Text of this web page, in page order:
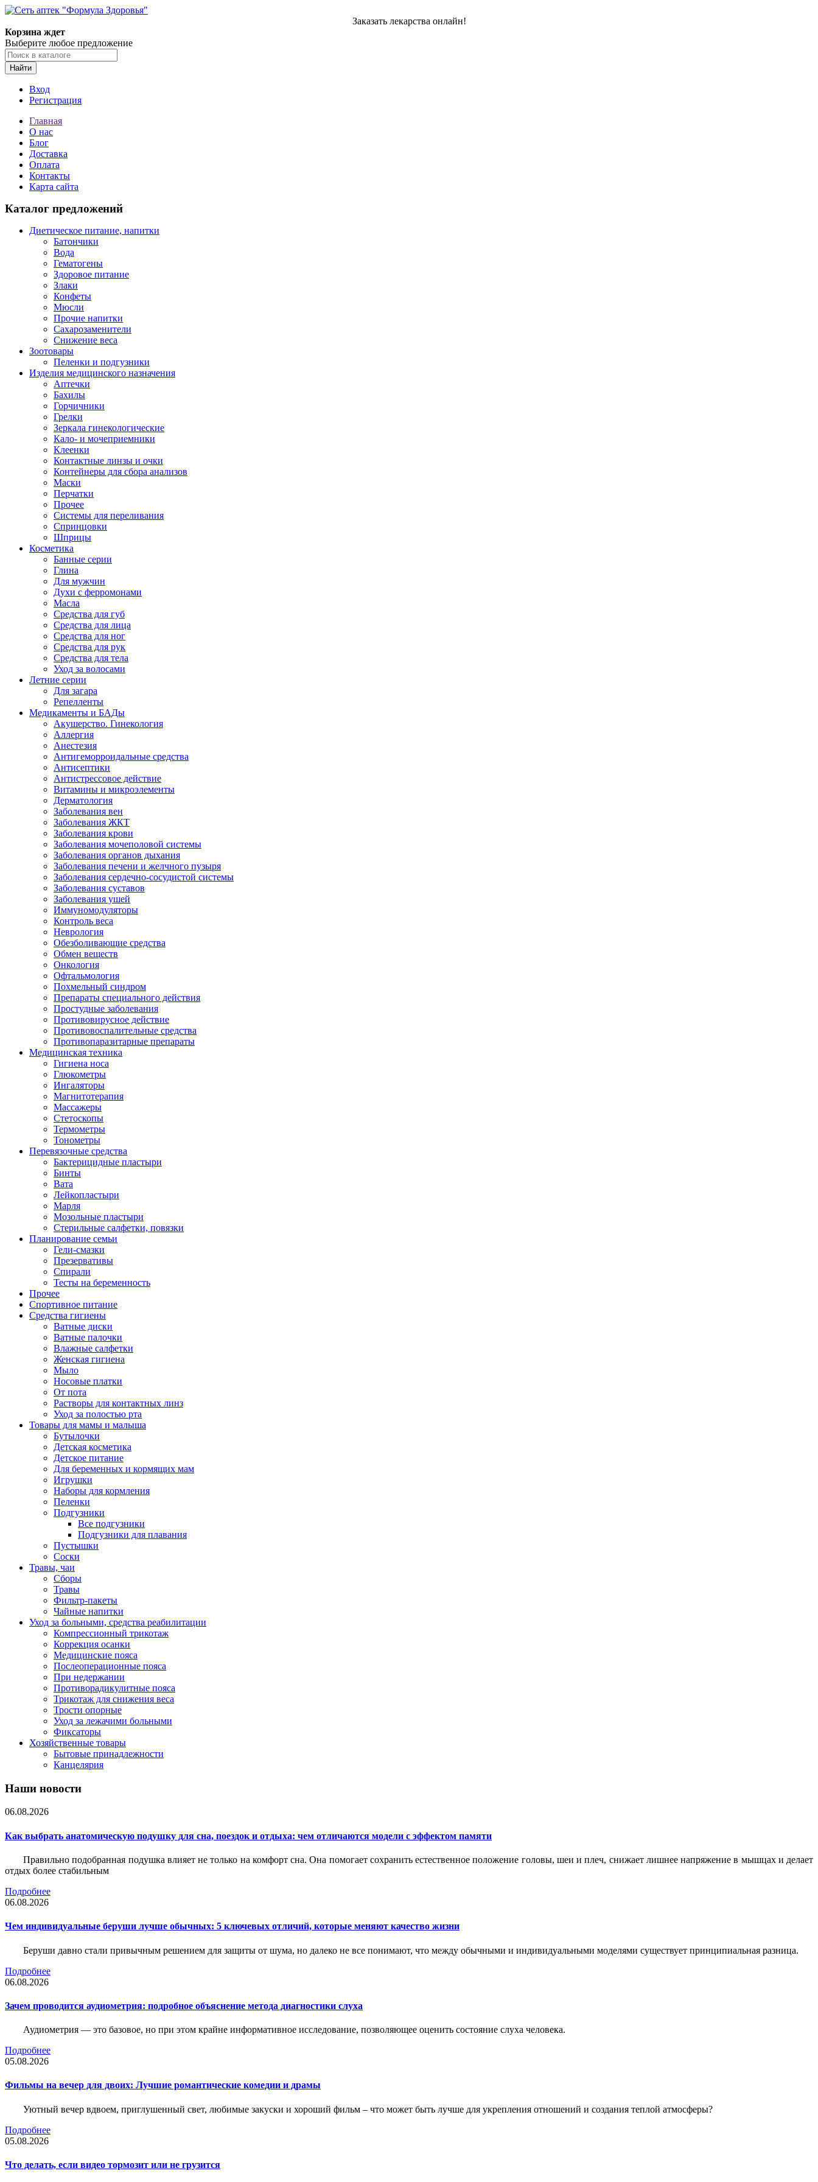
Заказать лекарства онлайн!
Корзина ждет
Выберите любое предложение
Найти
Вход
Регистрация
Главная
О нас
Блог
Доставка
Оплата
Контакты
Карта сайта
Каталог предложений
Диетическое питание, напитки
Батончики
Вода
Гематогены
Здоровое питание
Злаки
Конфеты
Мюсли
Прочие напитки
Сахарозаменители
Снижение веса
Зоотовары
Пеленки и подгузники
Изделия медицинского назначения
Аптечки
Бахилы
Горчичники
Грелки
Зеркала гинекологические
Кало- и мочеприемники
Клеенки
Контактные линзы и очки
Контейнеры для сбора анализов
Маски
Перчатки
Прочее
Системы для переливания
Спринцовки
Шприцы
Косметика
Банные серии
Глина
Для мужчин
Духи с ферромонами
Масла
Средства для губ
Средства для лица
Средства для ног
Средства для рук
Средства для тела
Уход за волосами
Летние серии
Для загара
Репелленты
Медикаменты и БАДы
Акушерство. Гинекология
Аллергия
Анестезия
Антигеморроидальные средства
Антисептики
Антистрессовое действие
Витамины и микроэлементы
Дерматология
Заболевания вен
Заболевания ЖКТ
Заболевания крови
Заболевания мочеполовой системы
Заболевания органов дыхания
Заболевания печени и желчного пузыря
Заболевания сердечно-сосудистой системы
Заболевания суставов
Заболевания ушей
Иммуномодуляторы
Контроль веса
Неврология
Обезболивающие средства
Обмен веществ
Онкология
Офтальмология
Похмельный синдром
Препараты специального действия
Простудные заболевания
Противовирусное действие
Противовоспалительные средства
Противопаразитарные препараты
Медицинская техника
Гигиена носа
Глюкометры
Ингаляторы
Магнитотерапия
Массажеры
Стетоскопы
Термометры
Тонометры
Перевязочные средства
Бактерицидные пластыри
Бинты
Вата
Лейкопластыри
Марля
Мозольные пластыри
Стерильные салфетки, повязки
Планирование семьи
Гели-смазки
Презервативы
Спирали
Тесты на беременность
Прочее
Спортивное питание
Средства гигиены
Ватные диски
Ватные палочки
Влажные салфетки
Женская гигиена
Мыло
Носовые платки
От пота
Растворы для контактных линз
Уход за полостью рта
Товары для мамы и малыша
Бутылочки
Детская косметика
Детское питание
Для беременных и кормящих мам
Игрушки
Наборы для кормления
Пеленки
Подгузники
Все подгузники
Подгузники для плавания
Пустышки
Соски
Травы, чаи
Сборы
Травы
Фильтр-пакеты
Чайные напитки
Уход за больными, средства реабилитации
Компрессионный трикотаж
Коррекция осанки
Медицинские пояса
Послеоперационные пояса
При недержании
Противорадикулитные пояса
Трикотаж для снижения веса
Трости опорные
Уход за лежачими больными
Фиксаторы
Хозяйственные товары
Бытовые принадлежности
Канцелярия
Наши новости
06.08.2026
Как выбрать анатомическую подушку для сна, поездок и отдыха: чем отличаются модели с эффектом памяти
Правильно подобранная подушка влияет не только на комфорт сна. Она помогает сохранить естественное положение головы, шеи и плеч, снижает лишнее напряжение в мышцах и делает
отдых более стабильным
Подробнее
06.08.2026
Чем индивидуальные беруши лучше обычных: 5 ключевых отличий, которые меняют качество жизни
Беруши давно стали привычным решением для защиты от шума, но далеко не все понимают, что между обычными и индивидуальными моделями существует принципиальная разница.
Подробнее
06.08.2026
Зачем проводится аудиометрия: подробное объяснение метода диагностики слуха
Аудиометрия — это базовое, но при этом крайне информативное исследование, позволяющее оценить состояние слуха человека.
Подробнее
05.08.2026
Фильмы на вечер для двоих: Лучшие романтические комедии и драмы
Уютный вечер вдвоем, приглушенный свет, любимые закуски и хороший фильм – что может быть лучше для укрепления отношений и создания теплой атмосферы?
Подробнее
05.08.2026
Что делать, если видео тормозит или не грузится